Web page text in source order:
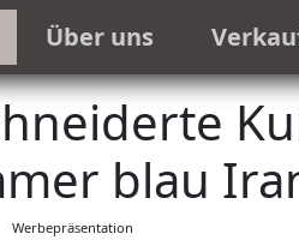
Über uns
blau
Werbepräsentation